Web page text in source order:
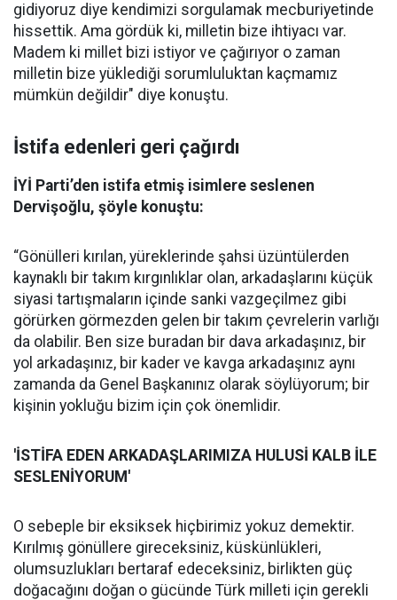
gidiyoruz diye kendimizi sorgulamak mecburiyetinde
hissettik. Ama gördük ki, milletin bize ihtiyacı var.
Madem ki millet bizi istiyor ve çağırıyor o zaman
milletin bize yüklediği sorumluluktan kaçmamız
mümkün değildir" diye konuştu.
İstifa edenleri geri çağırdı
İYİ Parti’den istifa etmiş isimlere seslenen
Dervişoğlu, şöyle konuştu:
“Gönülleri kırılan, yüreklerinde şahsi üzüntülerden
kaynaklı bir takım kırgınlıklar olan, arkadaşlarını küçük
siyasi tartışmaların içinde sanki vazgeçilmez gibi
görürken görmezden gelen bir takım çevrelerin varlığı
da olabilir. Ben size buradan bir dava arkadaşınız, bir
yol arkadaşınız, bir kader ve kavga arkadaşınız aynı
zamanda da Genel Başkanınız olarak söylüyorum; bir
kişinin yokluğu bizim için çok önemlidir.
'İSTİFA EDEN ARKADAŞLARIMIZA HULUSİ KALB İLE
SESLENİYORUM'
O sebeple bir eksiksek hiçbirimiz yokuz demektir.
Kırılmış gönüllere gireceksiniz, küskünlükleri,
olumsuzlukları bertaraf edeceksiniz, birlikten güç
doğacağını doğan o gücünde Türk milleti için gerekli